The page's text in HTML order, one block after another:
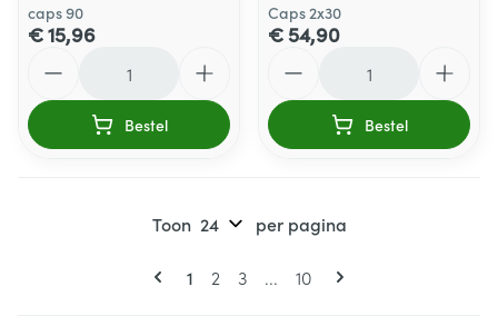
caps 90
€ 15,96
Bestel
Caps 2x30
€ 54,90
Bestel
Pagina's
U lees momenteel pagina
1 Pagina
2 Pagina
3 ... Pagina
10
Toon per pagina